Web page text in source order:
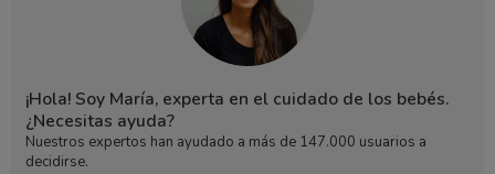
¡Hola! Soy María, experta en el cuidado de los bebés.
¿Necesitas ayuda?
Nuestros expertos han ayudado a más de 147.000 usuarios a
decidirse.